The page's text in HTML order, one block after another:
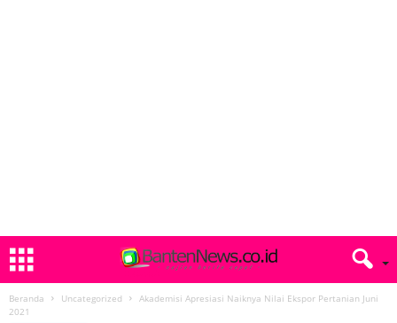
Beranda Uncategorized
Akademisi Apresiasi Naiknya Nilai Ekspor Pertanian Juni
2021